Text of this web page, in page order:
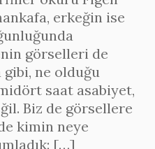
erkeğin ise
görselleri de
ne olduğu
saat asabiyet,
Biz de görsellere
kimin neye
[…]